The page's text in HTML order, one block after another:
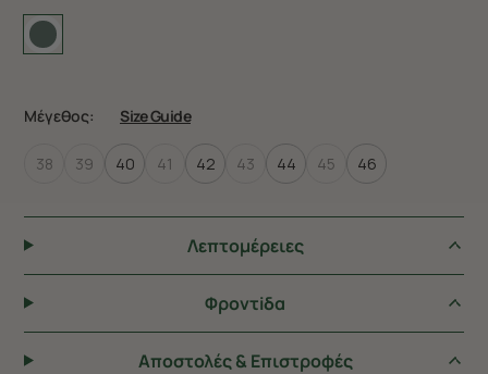
Μέγεθος: Size Guide
38 39 40 41 42 43 44 45 46
Λεπτομέρειες
Φροντiδα
Αποστολές & Επιστροφές